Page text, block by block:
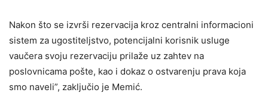
Nakon što se izvrši rezervacija kroz centralni informacioni
sistem za ugostiteljstvo, potencijalni korisnik usluge
vaučera svoju rezervaciju prilaže uz zahtev na
poslovnicama pošte, kao i dokaz o ostvarenju prava koja
smo naveli”, zaključio je Memić.